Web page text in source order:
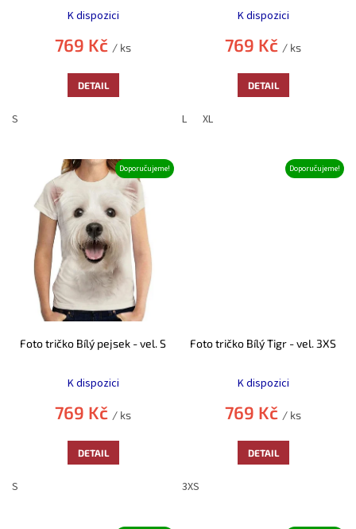
hodnocení
produktu
je
5,0
z
5
hvězdiček.
K dispozici
769 Kč / ks
DETAIL
S
hodnocení
produktu
je
5,0
z
5
hvězdiček.
K dispozici
769 Kč / ks
DETAIL
L XL
Doporučujeme!
Foto tričko Bílý pejsek - vel. S
hodnocení
produktu
je
5,0
z
5
hvězdiček.
K dispozici
769 Kč / ks
DETAIL
S
Doporučujeme!
Foto tričko Bílý Tigr - vel. 3XS
hodnocení
produktu
je
5,0
z
5
hvězdiček.
K dispozici
769 Kč / ks
DETAIL
3XS